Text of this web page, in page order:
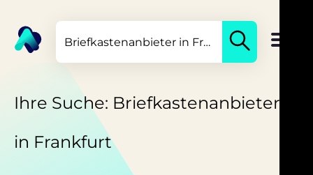
Ihre Suche: Briefkastenanbieter
in Frankfurt